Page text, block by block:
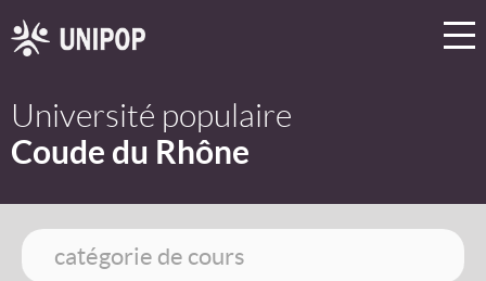
Université populaire
Coude du Rhône